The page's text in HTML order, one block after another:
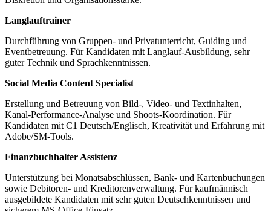
Langlauftrainer
Durchführung von Gruppen- und Privatunterricht, Guiding und
Eventbetreuung. Für Kandidaten mit Langlauf-Ausbildung, sehr
guter Technik und Sprachkenntnissen.
Social Media Content Specialist
Erstellung und Betreuung von Bild-, Video- und Textinhalten,
Kanal-Performance-Analyse und Shoots-Koordination. Für
Kandidaten mit C1 Deutsch/Englisch, Kreativität und Erfahrung mit
Adobe/SM-Tools.
Finanzbuchhalter Assistenz
Unterstützung bei Monatsabschlüssen, Bank- und Kartenbuchungen
sowie Debitoren- und Kreditorenverwaltung. Für kaufmännisch
ausgebildete Kandidaten mit sehr guten Deutschkenntnissen und